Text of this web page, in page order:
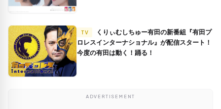
TV
ロレスインターナショナル』が配信スタート！
今度の有田は動く！踊る！
ADVERTISEMENT